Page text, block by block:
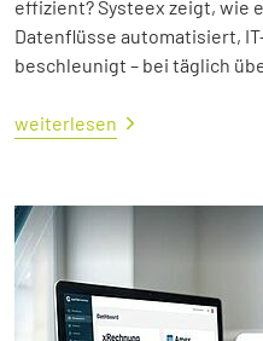
effizient? Systeex zeigt, wie
Datenflüsse automatisiert,
beschleunigt – bei täglich
weiterlesen